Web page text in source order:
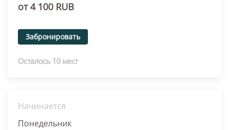
от 4 100 RUB
Забронировать
Осталось 10 мест
Начинается
Понедельник